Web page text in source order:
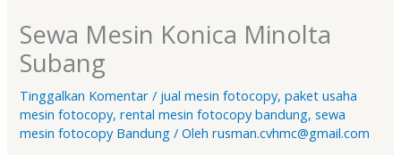
Sewa Mesin Konica Minolta
Subang
Tinggalkan Komentar / jual mesin fotocopy,paket usaha
mesin fotocopy,rental mesin fotocopy bandung,sewa
mesin fotocopy Bandung / Olehrusman.cvhmc@gmail.com